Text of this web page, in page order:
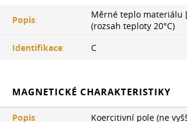
Popis:
Měrné teplo materiálu
(rozsah teploty 20°С)
Identifikace: C
MAGNETICKÉ CHARAKTERISTIKY
Popis:
Koercitivní pole (ne